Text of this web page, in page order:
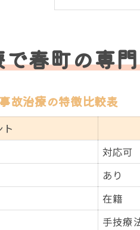
専門
むち打ち
むち
整骨
違和
交通
安心でき
春町
安心
春町の専
故治療の特徴比較表
対応可
あり
在籍
手技療